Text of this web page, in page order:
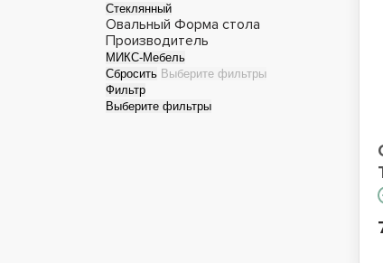
Стеклянный
Овальный Форма стола
Производитель
МИКС-Мебель
Сбросить Выберите фильтры
Фильтр
Выберите фильтры